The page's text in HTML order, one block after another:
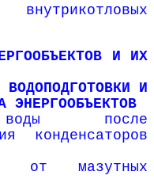
И ИХ
И
ЭНЕРГООБЪЕКТОВ
воды после
конденсаторов
от мазутных